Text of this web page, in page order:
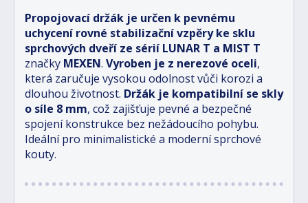
Propojovací držák je určen k pevnému
uchycení rovné stabilizační vzpěry ke sklu
sprchových dveří ze sérií LUNAR T a MIST T
značky MEXEN. Vyroben je z nerezové oceli,
která zaručuje vysokou odolnost vůči korozi a
dlouhou životnost. Držák je kompatibilní se skly
o síle 8 mm, což zajišťuje pevné a bezpečné
spojení konstrukce bez nežádoucího pohybu.
Ideální pro minimalistické a moderní sprchové
kouty.